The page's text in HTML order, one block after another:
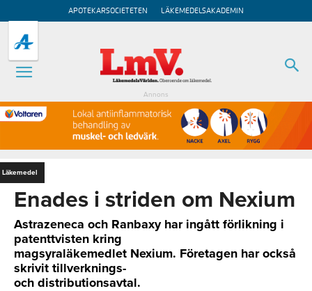
APOTEKARSOCIETETEN LÄKEMEDELSAKADEMIN
Annons
Läkemedel
Enades i striden om Nexium
Astrazeneca och Ranbaxy har ingått förlikning i
patenttvisten kring
magsyraläkemedlet Nexium. Företagen har också
skrivit tillverknings-
och distributionsavtal.